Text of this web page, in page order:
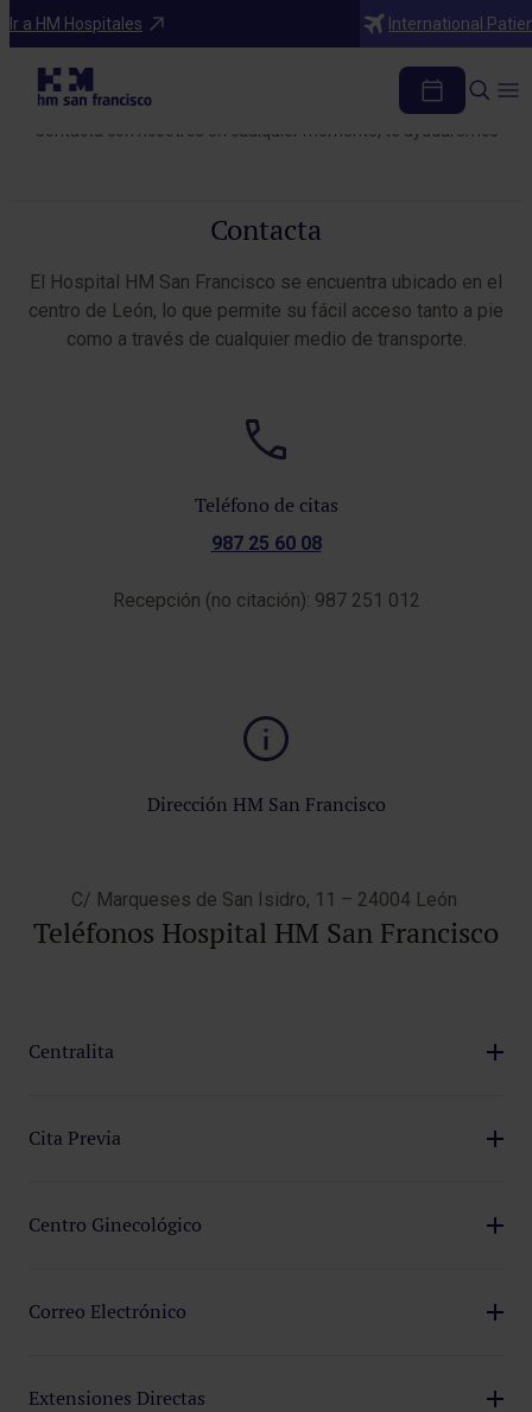
Ir a HM Hospitales International
Contacta con el Hospital HM San
Contacta con nosotros en cualquier momento, te ayudaremos
Contacta
El Hospital HM San Francisco se encuentra ubicado en el
centro de León, lo que permite su fácil acceso tanto a pie
como a través de cualquier medio de transporte.
Teléfono de citas
987 25 60 08
Recepción (no citación): 987 251 012
Dirección HM San Francisco
C/ Marqueses de San Isidro, 11 – 24004 León
Teléfonos Hospital HM San Francisco
Centralita
Cita Previa
Centro Ginecológico
Correo Electrónico
Extensiones Directas